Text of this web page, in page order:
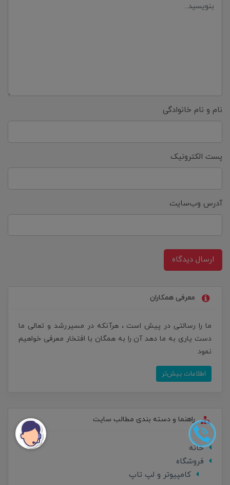
نام و نام خانوادگی
پست الکترونیک
آدرس وب‌سایت
ارسال دیدگاه
معرفی همکاران
ما را رسالتی در پیش است ، هرآنکه در مسیررشد و تعالی ما
دست یاری به ما دهد آن را به همگان با افتخار معرفی خواهیم
نمود
اطلاعات بیش‌تر
راهنما و دسته بندی مطالب سایت
خانه
فروشگاه
کامپیوتر و لپ تاپ